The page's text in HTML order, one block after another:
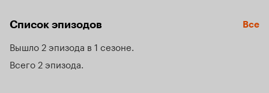
остроумный парнишка со своим приятелем решаются на
королевского двора.
Список эпизодов Все
Вышло 2 эпизода в 1 сезоне
Всего 2 эпизода